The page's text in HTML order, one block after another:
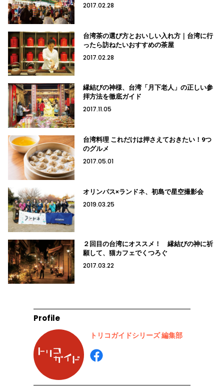
2017.02.28
台湾茶の選び方とおいしい入れ方｜台湾に行
ったら訪ねたいおすすめの茶屋
2017.02.28
縁結びの神様、台湾「月下老人」の正しい参
拝方法を徹底ガイド
2017.11.05
台湾料理 これだけは押さえておきたい！9つ
のグルメ
2017.05.01
オリンパス×ランドネ、初島で星空撮影会
2019.03.25
２回目の台湾にオススメ！ 縁結びの神に祈
願して、猫カフェでくつろぐ
2017.03.22
Profile
トリコガイドシリーズ 編集部